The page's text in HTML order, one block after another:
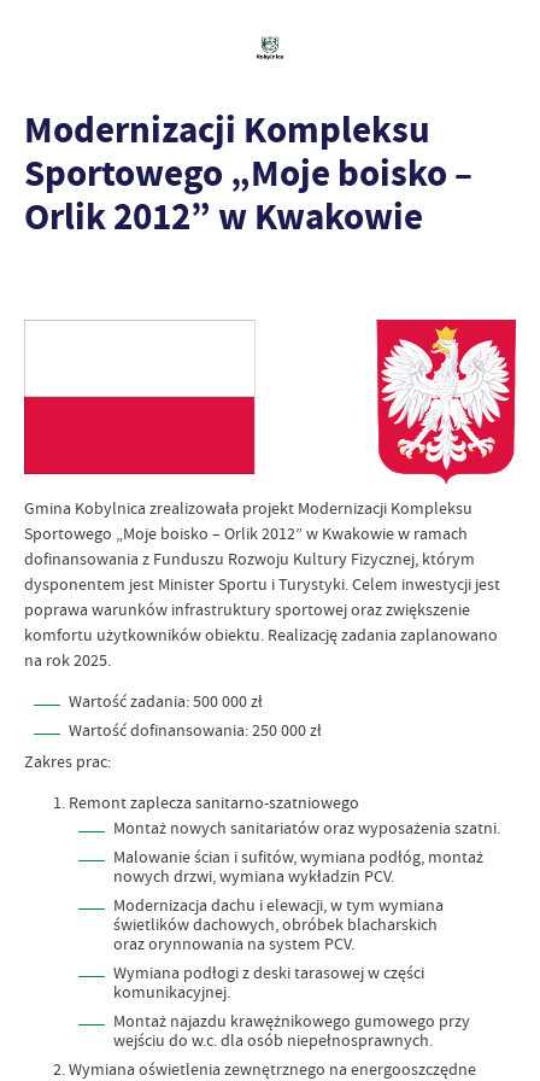
Modernizacji Kompleksu
Sportowego „Moje boisko –
Orlik 2012” w Kwakowie
Gmina Kobylnica zrealizowała projekt Modernizacji Kompleksu
Sportowego „Moje boisko – Orlik 2012” w Kwakowie w ramach
dofinansowania z Funduszu Rozwoju Kultury Fizycznej, którym
dysponentem jest Minister Sportu i Turystyki. Celem inwestycji jest
poprawa warunków infrastruktury sportowej oraz zwiększenie
komfortu użytkowników obiektu. Realizację zadania zaplanowano
na rok 2025.
Wartość zadania: 500 000 zł
Wartość dofinansowania: 250 000 zł
Zakres prac:
Remont zaplecza sanitarno-szatniowego
Montaż nowych sanitariatów oraz wyposażenia szatni.
Malowanie ścian i sufitów, wymiana podłóg, montaż
nowych drzwi, wymiana wykładzin PCV.
Modernizacja dachu i elewacji, w tym wymiana
świetlików dachowych, obróbek blacharskich
oraz orynnowania na system PCV.
Wymiana podłogi z deski tarasowej w części
komunikacyjnej.
Montaż najazdu krawężnikowego gumowego przy
wejściu do w.c. dla osób niepełnosprawnych.
Wymiana oświetlenia zewnętrznego na energooszczędne